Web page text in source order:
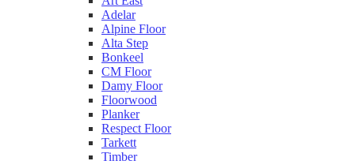
Adelar
Alpine Floor
Alta Step
Bonkeel
CM Floor
Damy Floor
Floorwood
Planker
Respect Floor
Tarkett
Timber